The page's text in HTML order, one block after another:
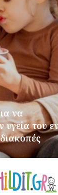
να
υγεία του